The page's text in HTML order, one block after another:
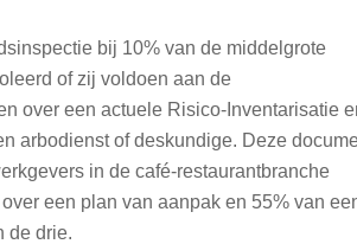
bij 10% van de middelgrote
of zij voldoen aan de
over een actuele Risico-Inventarisatie
arbodienst of deskundige. Deze
in de café-restaurantbranche
een plan van aanpak en 55% van
de drie.